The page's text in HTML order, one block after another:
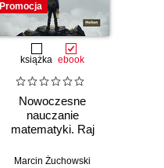
Promocja
książka ebook
Nowoczesne
nauczanie
matematyki. Raj
kalkulatora?
Marcin Żuchowski